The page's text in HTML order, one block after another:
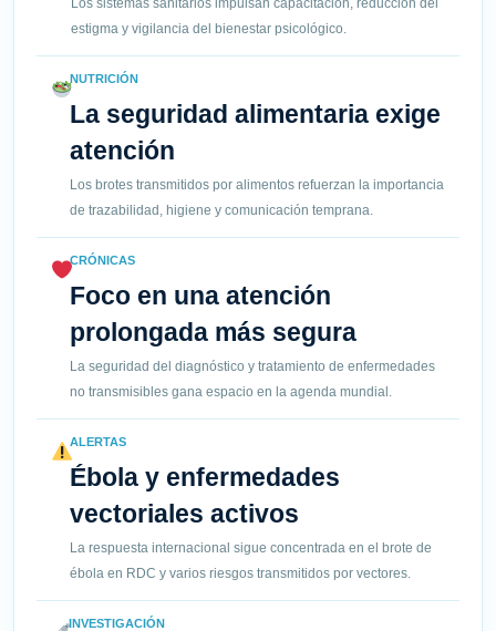
Los sistemas sanitarios impulsan capacitación, reducción del
estigma y vigilancia del bienestar psicológico.
NUTRICIÓN
La seguridad alimentaria exige
atención
Los brotes transmitidos por alimentos refuerzan la importancia
de trazabilidad, higiene y comunicación temprana.
CRÓNICAS
Foco en una atención
prolongada más segura
La seguridad del diagnóstico y tratamiento de enfermedades
no transmisibles gana espacio en la agenda mundial.
ALERTAS
Ébola y enfermedades
vectoriales activos
La respuesta internacional sigue concentrada en el brote de
ébola en RDC y varios riesgos transmitidos por vectores.
INVESTIGACIÓN